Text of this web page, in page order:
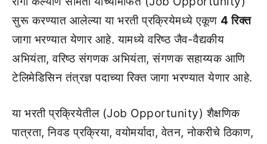
सुरू करण्यात आलेल्या या भरती प्रक्रियेमध्ये एकूण 4 रिक्त
जागा भरण्यात येणार आहे. यामध्ये वरिष्ठ जैव-वैद्यकीय
अभियंता, वरिष्ठ संगणक अभियंता, संगणक सहाय्यक आणि
टेलिमेडिसिन तंत्रज्ञ पदाच्या रिक्त जागा भरण्यात येणार आहे.
या भरती प्रक्रियेतील (Job Opportunity) शैक्षणिक
पात्रता, निवड प्रक्रिया, वयोमर्यादा, वेतन, नोकरीचे ठिकाण,